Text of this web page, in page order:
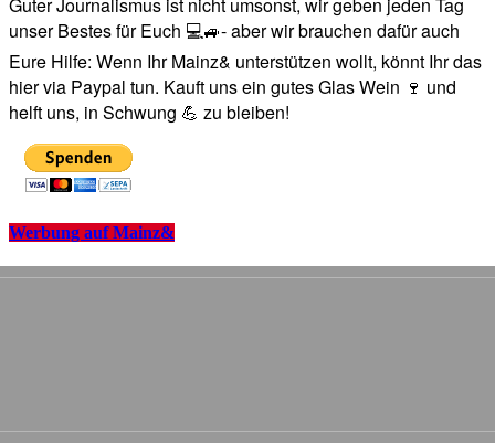
unser Bestes für Euch 💻🚙- aber wir brauchen dafür auch
Eure Hilfe: Wenn Ihr Mainz& unterstützen wollt, könnt Ihr das
hier via Paypal tun. Kauft uns ein gutes Glas Wein 🍷 und
helft uns, in Schwung 💪 zu bleiben!
Werbung auf Mainz&